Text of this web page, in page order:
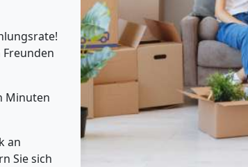
Minuten
an
Sie sich